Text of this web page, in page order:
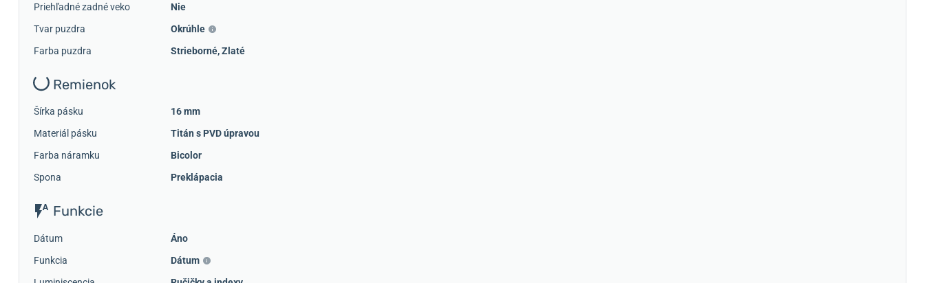
Priehľadné zadné veko
Nie
Tvar puzdra
Okrúhle
Farba puzdra
Strieborné,Zlaté
Remienok
Šírka pásku
16 mm
Materiál pásku
Titán s PVD úpravou
Farba náramku
Bicolor
Spona
Preklápacia
Funkcie
Dátum
Áno
Funkcia
Dátum